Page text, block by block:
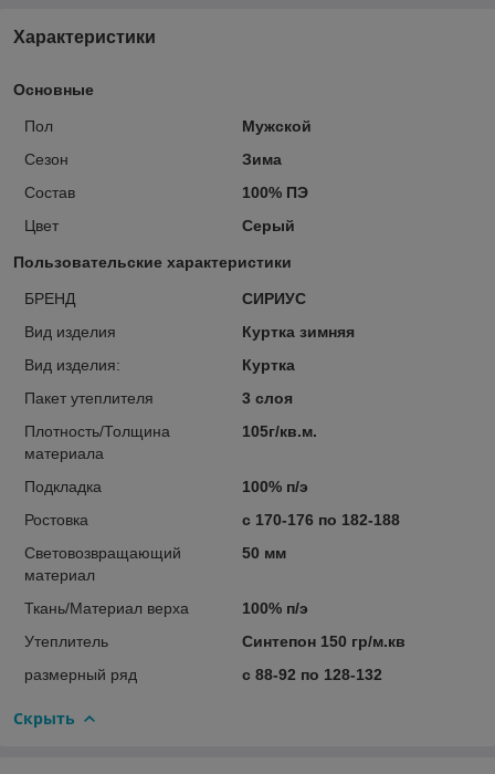
Характеристики
Основные
Пол
Мужской
Сезон
Зима
Состав
100% ПЭ
Цвет
Серый
Пользовательские характеристики
БРЕНД
СИРИУС
Вид изделия
Куртка зимняя
Вид изделия:
Куртка
Пакет утеплителя
3 слоя
Плотность/Толщина
материала
105г/кв.м.
Подкладка
100% п/э
Ростовка
с 170-176 по 182-188
Световозвращающий
материал
50 мм
Ткань/Материал верха
100% п/э
Утеплитель
Синтепон 150 гр/м.кв
размерный ряд
с 88-92 по 128-132
Скрыть